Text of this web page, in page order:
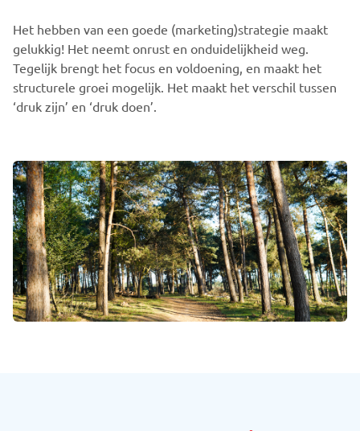
Het hebben van een goede (marketing)strategie maakt
gelukkig! Het neemt onrust en onduidelijkheid weg.
Tegelijk brengt het focus en voldoening, en maakt het
structurele groei mogelijk. Het maakt het verschil tussen
‘druk zijn’ en ‘druk doen’.